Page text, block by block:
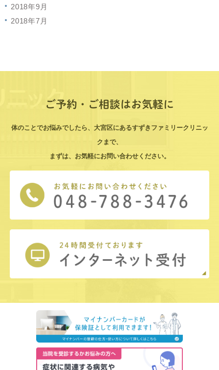
2018年9月
2018年7月
ご予約・ご相談はお気軽に
体のことでお悩みでしたら、大宮区にあるすずきファミリークリニッ
クまで、
まずは、お気軽にお問い合わせください。